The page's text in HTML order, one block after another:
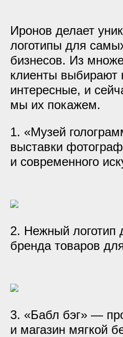
Иронов делает
логотипы для
бизнесов. Из
клиенты выбирают
интересные, и
мы их покажем.
1. «Музей
выставки
и современного
2. Нежный
бренда товаров
3. «Бабл бэг» —
и магазин мягкой